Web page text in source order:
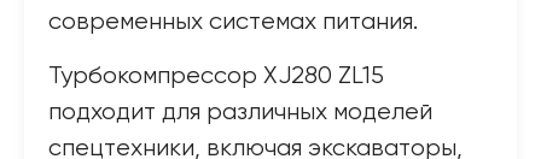
современных системах питания.
Турбокомпрессор XJ280 ZL15
подходит для различных моделей
спецтехники, включая экскаваторы,